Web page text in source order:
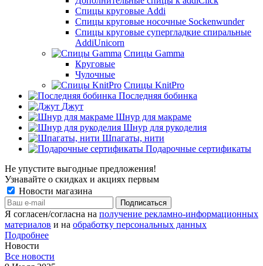
Спицы круговые Addi
Спицы круговые носочные Sockenwunder
Спицы круговые супергладкие спиральные
AddiUnicorn
Спицы Gamma
Круговые
Чулочные
Спицы KnitPro
Последняя бобинка
Джут
Шнур для макраме
Шнур для рукоделия
Шпагаты, нити
Подарочные сертификаты
Не упустите выгодные предложения!
Узнавайте о скидках и акциях первым
Новости магазина
Я согласен/согласна на получение рекламно-информационных
материалов и на обработку персональных данных
Подробнее
Новости
Все новости